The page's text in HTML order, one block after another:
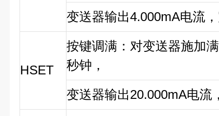
变送器输出4.000mA电流
HSET
按键调满：对变送器施加
秒钟，
变送器输出20.000mA电流